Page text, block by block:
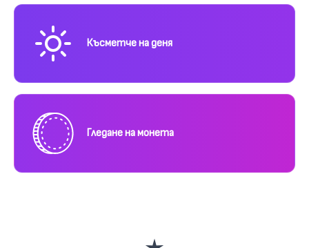
Късметче на деня
Гледане на монета